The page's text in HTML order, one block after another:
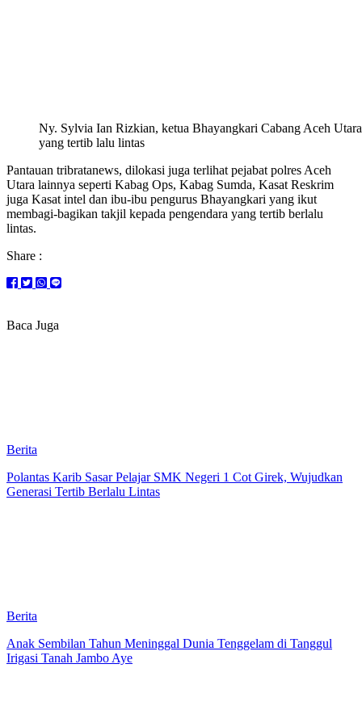
Ny. Sylvia Ian Rizkian, ketua Bhayangkari Cabang Aceh
yang tertib lalu lintas
Pantauan tribratanews, dilokasi juga terlihat pejabat polres Aceh
Utara lainnya seperti Kabag Ops, Kabag Sumda, Kasat Reskrim
juga Kasat intel dan ibu-ibu pengurus Bhayangkari yang ikut
membagi-bagikan takjil kepada pengendara yang tertib berlalu
lintas.
Share :
Baca Juga
Berita
Polantas Karib Sasar Pelajar SMK Negeri 1 Cot Girek, Wujudkan
Generasi Tertib Berlalu Lintas
Berita
Anak Sembilan Tahun Meninggal Dunia Tenggelam di Tanggul
Irigasi Tanah Jambo Aye